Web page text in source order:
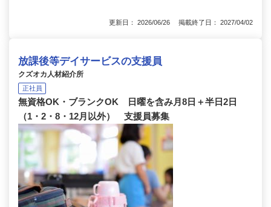
更新日： 2026/06/26 掲載終了日： 2027/04/02
放課後等デイサービスの支援員
クズオカ人材紹介所
正社員
無資格OK・ブランクOK 日曜を含み月8日＋半日2日
（1・2・8・12月以外） 支援員募集